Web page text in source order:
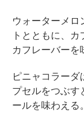
ウォーターメロ
トとともに、
カフレーバーを
ピニャコラーダ
プセルをつぶす
ールを味わえる。